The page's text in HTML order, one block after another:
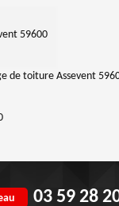
59600
de toiture Assevent
03 59 28